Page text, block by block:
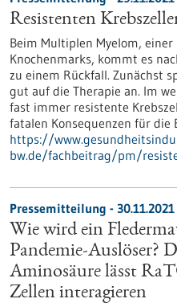
Resistenten
Beim Multiplen Myelom,
Knochenmarks, kommt es
zu einem Rückfall. Zunächst
gut auf die Therapie an. Im
fast immer resistente
fatalen Konsequenzen für die
https://
bw.de/fachbeitrag/pm/
Pressemitteilung - 30.11.2021
Wie wird ein
Pandemie-Auslöser?
Aminosäure lässt
Zellen interagieren